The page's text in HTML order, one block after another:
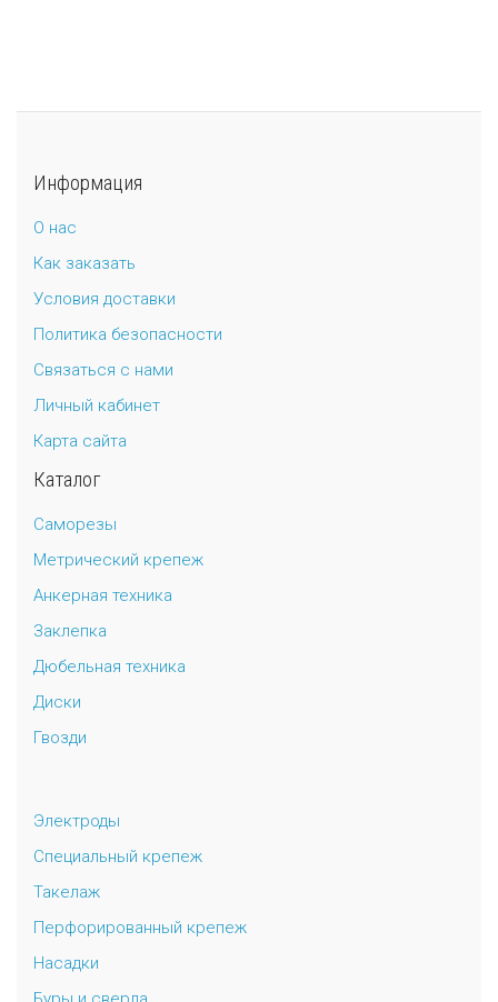
Информация
О нас
Как заказать
Условия доставки
Политика безопасности
Связаться с нами
Личный кабинет
Карта сайта
Каталог
Саморезы
Метрический крепеж
Анкерная техника
Заклепка
Дюбельная техника
Диски
Гвозди
Электроды
Специальный крепеж
Такелаж
Перфорированный крепеж
Насадки